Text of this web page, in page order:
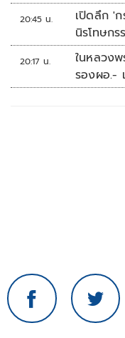
20:45 น.
เปิดลึก '
นิรโทษกร
20:17 น.
ในหลวง
รองผอ.-